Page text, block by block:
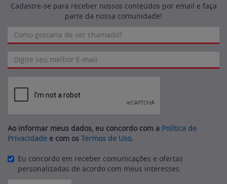
Cadastre-se para receber nossos conteúdos por email e faça
parte da nossa comunidade!
Ao informar meus dados, eu concordo com a Política de
Privacidade e com os Termos de Uso.
Eu concordo em receber comunicações e ofertas
personalizadas de acordo com meus interesses.